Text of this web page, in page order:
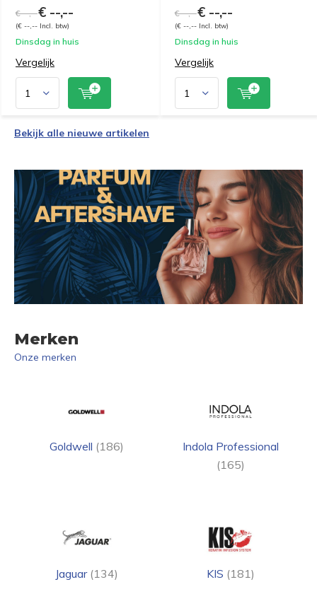
€ --,--€ --,--
(€ --,-- Incl. btw)
Dinsdag in huis
Vergelijk
€ --,--€ --,--
(€ --,-- Incl. btw)
Dinsdag in huis
Vergelijk
Bekijk alle nieuwe artikelen
Merken
Onze merken
Goldwell (186)
Indola Professional
(165)
Jaguar (134) KIS (181)